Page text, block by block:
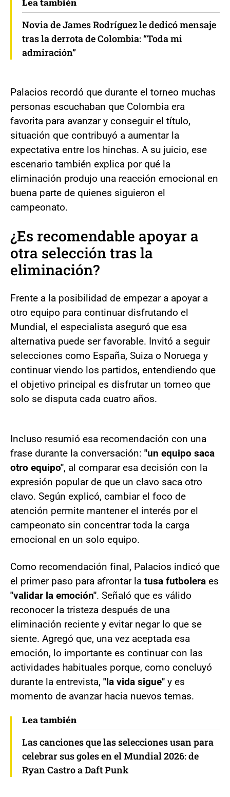
Lea también
Novia de James Rodríguez le dedicó mensaje
tras la derrota de Colombia: “Toda mi
admiración”
Palacios recordó que durante el torneo muchas
personas escuchaban que Colombia era
favorita para avanzar y conseguir el título,
situación que contribuyó a aumentar la
expectativa entre los hinchas. A su juicio, ese
escenario también explica por qué la
eliminación produjo una reacción emocional en
buena parte de quienes siguieron el
campeonato.
¿Es recomendable apoyar a
otra selección tras la
eliminación?
Frente a la posibilidad de empezar a apoyar a
otro equipo para continuar disfrutando el
Mundial, el especialista aseguró que esa
alternativa puede ser favorable. Invitó a seguir
selecciones como España, Suiza o Noruega y
continuar viendo los partidos, entendiendo que
el objetivo principal es disfrutar un torneo que
solo se disputa cada cuatro años.
Incluso resumió esa recomendación con una
frase durante la conversación: "un equipo saca
otro equipo", al comparar esa decisión con la
expresión popular de que un clavo saca otro
clavo. Según explicó, cambiar el foco de
atención permite mantener el interés por el
campeonato sin concentrar toda la carga
emocional en un solo equipo.
Como recomendación final, Palacios indicó que
el primer paso para afrontar la tusa futbolera es
"validar la emoción". Señaló que es válido
reconocer la tristeza después de una
eliminación reciente y evitar negar lo que se
siente. Agregó que, una vez aceptada esa
emoción, lo importante es continuar con las
actividades habituales porque, como concluyó
durante la entrevista, "la vida sigue" y es
momento de avanzar hacia nuevos temas.
Lea también
Las canciones que las selecciones usan para
celebrar sus goles en el Mundial 2026: de
Ryan Castro a Daft Punk